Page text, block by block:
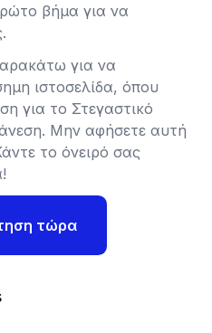
βήμα για να
για να
ιστοσελίδα, όπου
για το Στεγαστικό
Μην αφήσετε αυτή
το όνειρό σας
τώρα